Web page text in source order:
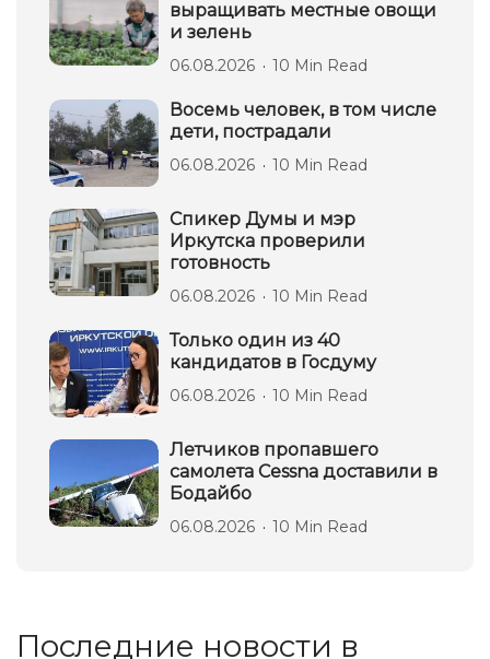
выращивать местные овощи
и зелень
06.08.2026 10 Min Read
Восемь человек, в том числе
дети, пострадали
06.08.2026 10 Min Read
Спикер Думы и мэр
Иркутска проверили
готовность
06.08.2026 10 Min Read
Только один из 40
кандидатов в Госдуму
06.08.2026 10 Min Read
Летчиков пропавшего
самолета Cessna доставили в
Бодайбо
06.08.2026 10 Min Read
Последние новости в